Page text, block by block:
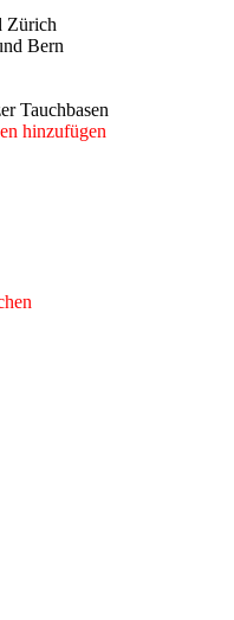
Zürich
Bern
Tauchbasen
hinzufügen